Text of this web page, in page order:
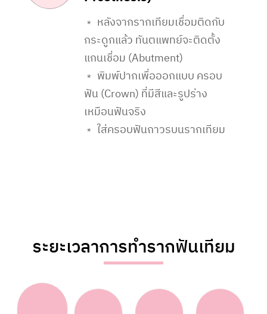
﹡ หลังจากรากเทียมเชื่อมติดกับ
กระดูกแล้ว ทันตแพทย์จะติดตั้ง
แกนเชื่อม (Abutment)
﹡ พิมพ์ปากเพื่อออกแบบ ครอบ
ฟัน (Crown) ที่มีสีและรูปร่าง
เหมือนฟันจริง
﹡ ใส่ครอบฟันถาวรบนรากเทียม
ระยะเวลาการทำรากฟันเทียม